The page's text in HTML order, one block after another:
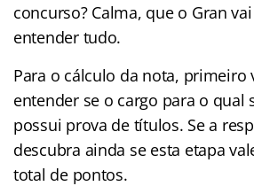
concurso? Calma, que o Gran
entender tudo.
Para o cálculo da nota, primeiro
entender se o cargo para o qual
possui prova de títulos. Se a
descubra ainda se esta etapa
total de pontos.